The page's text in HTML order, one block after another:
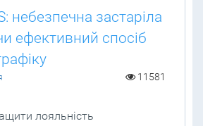
небезпечна застаріла
ефективний спосіб
11581
лояльність